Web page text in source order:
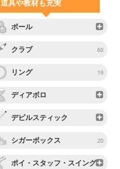
道具や教材も充実
ボール
クラブ 60
リング 19
ディアボロ
デビルスティック
シガーボックス 20
ポイ・スタッフ・スイング